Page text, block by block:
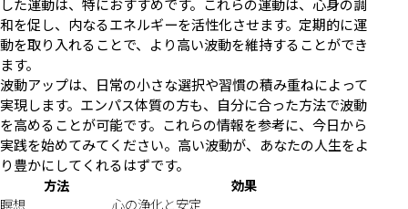
した運動は、特におすすめです。これらの運動は、心身の調
和を促し、内なるエネルギーを活性化させます。定期的に運
動を取り入れることで、より高い波動を維持することができ
ます。
波動アップは、日常の小さな選択や習慣の積み重ねによって
実現します。エンパス体質の方も、自分に合った方法で波動
を高めることが可能です。これらの情報を参考に、今日から
実践を始めてみてください。高い波動が、あなたの人生をよ
り豊かにしてくれるはずです。
方法
効果
瞑想
心の浄化と安定